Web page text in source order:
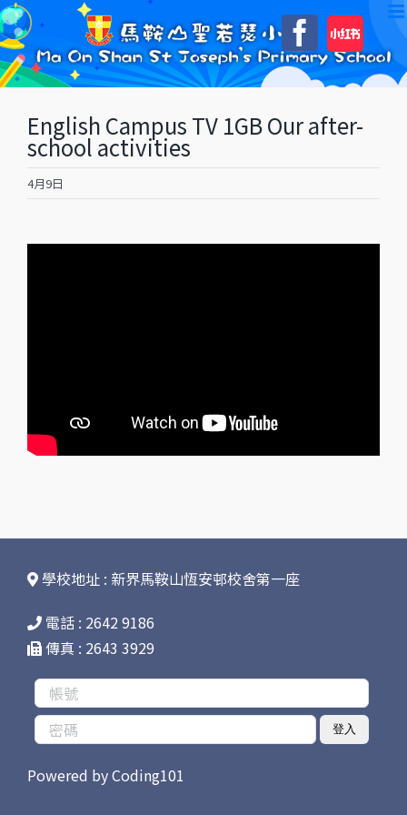
Skip
to
content
自
訂
English Campus TV 1GB Our after-
school activities
4月9日
學校地址 : 新界馬鞍山恆安邨校舍第一座
電話 : 2642 9186
傳真 : 2643 3929
登入
Powered byCoding101